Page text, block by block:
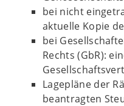
bei nicht
aktuelle Kopie
bei
Rechts (GbR):
Lagepläne der
beantragten